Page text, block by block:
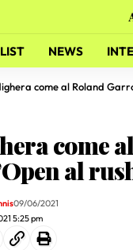
NEWS
come al Roland Garros,
come
al
5:25 pm
09/06/2021